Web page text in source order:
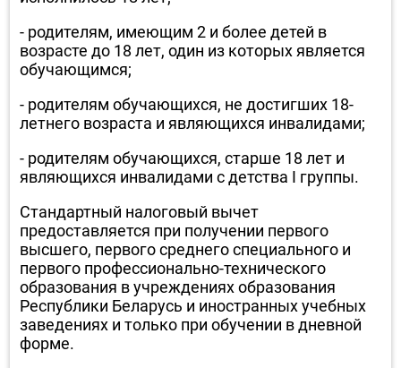
- родителям, имеющим 2 и более детей в
возрасте до 18 лет, один из которых является
обучающимся;
- родителям обучающихся, не достигших 18-
летнего возраста и являющихся инвалидами;
- родителям обучающихся, старше 18 лет и
являющихся инвалидами с детства I группы.
Стандартный налоговый вычет
предоставляется при получении первого
высшего, первого среднего специального и
первого профессионально-технического
образования в учреждениях образования
Республики Беларусь и иностранных учебных
заведениях и только при обучении в дневной
форме.